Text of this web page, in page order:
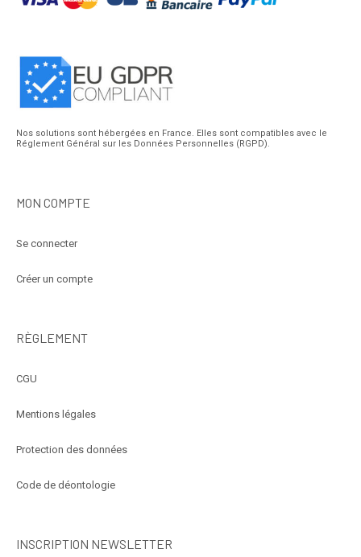
Nos solutions sont hébergées en France. Elles sont compatibles avec le
Réglement Général sur les Données Personnelles (RGPD).
MON COMPTE
Se connecter
Créer un compte
RÈGLEMENT
CGU
Mentions légales
Protection des données
Code de déontologie
INSCRIPTION NEWSLETTER